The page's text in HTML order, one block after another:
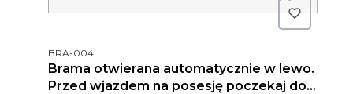
Kod produktu
BRA-004
Brama otwierana automatycznie w lewo.
Przed wjazdem na posesję poczekaj do